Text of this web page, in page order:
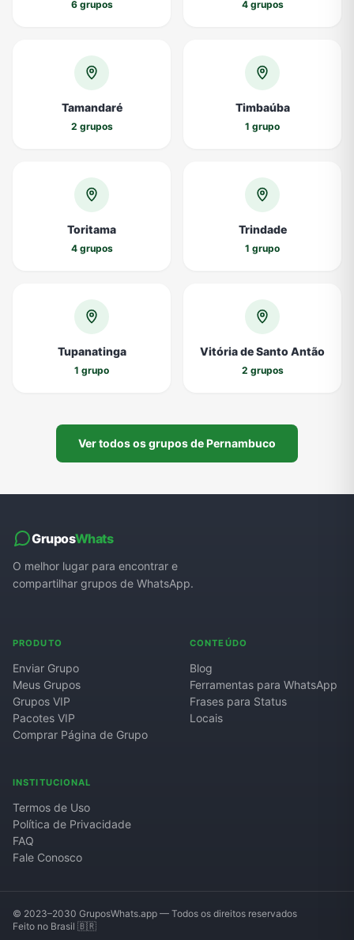
6 grupos 4 grupos
Tamandaré
2 grupos
Timbaúba
1 grupo
Toritama
4 grupos
Trindade
1 grupo
Tupanatinga
1 grupo
Vitória de Santo Antão
2 grupos
Ver todos os grupos de Pernambuco
GruposWhats
O melhor lugar para encontrar e
compartilhar grupos de WhatsApp.
PRODUTO
Enviar Grupo
Meus Grupos
Grupos VIP
Pacotes VIP
Comprar Página de Grupo
CONTEÚDO
Blog
Ferramentas para WhatsApp
Frases para Status
Locais
INSTITUCIONAL
Termos de Uso
Política de Privacidade
FAQ
Fale Conosco
© 2023–2030 GruposWhats.app — Todos os direitos reservados
Feito no Brasil 🇧🇷